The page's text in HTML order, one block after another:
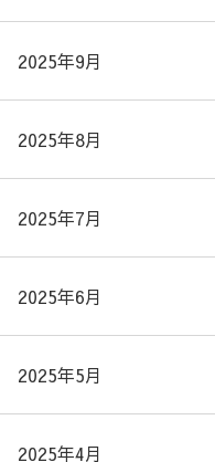
2025年9月
2025年8月
2025年7月
2025年6月
2025年5月
2025年4月